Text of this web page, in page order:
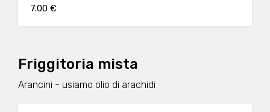
7.00 €
Friggitoria mista
Arancini - usiamo olio di arachidi